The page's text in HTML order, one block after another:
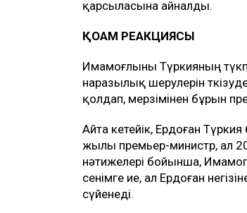
қарсыласына айналды.
ҚОҒАМ РЕАКЦИЯСЫ
Имамоғлыны Түркияның
наразылық шерулерін
қолдап, мерзімінен бұрын
Айта кетейік, Ердоған
жылы премьер-министр, ал
нәтижелері бойынша,
сенімге ие, ал Ердоған
сүйенеді.